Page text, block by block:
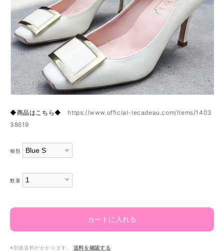
◆商品はこちら◆ https://www.official-lecadeau.com/items/1403
38619
種類
数量
カートに入れる
※別途送料がかかります。 送料を確認する